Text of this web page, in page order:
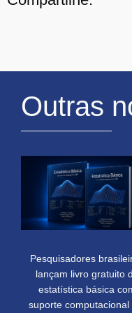
Outras
Pesquisadores
lançam livro gratuito
estatística básica
suporte computacional